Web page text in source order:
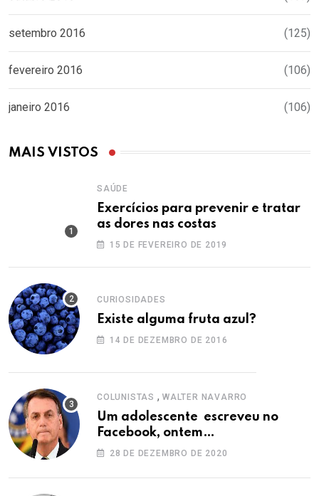
setembro 2016 (125)
fevereiro 2016 (106)
janeiro 2016 (106)
MAIS VISTOS
SAÚDE
Exercícios para prevenir e tratar
as dores nas costas
15 DE FEVEREIRO DE 2019
CURIOSIDADES
Existe alguma fruta azul?
14 DE DEZEMBRO DE 2016
COLUNISTAS , WALTER NAVARRO
Um adolescente escreveu no
Facebook, ontem…
28 DE DEZEMBRO DE 2020